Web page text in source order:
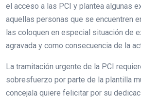
el acceso a las PCI y plantea algunas
aquellas personas que se encuentren
las coloquen en especial situación de
agravada y como consecuencia de la
La tramitación urgente de la PCI
sobresfuerzo por parte de la plantilla
concejala quiere felicitar por su